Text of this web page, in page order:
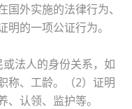
外实施的法律行为、
的一项公证行为。
法人的身份关系，如
称、工龄。（2）证明
认领、监护等。